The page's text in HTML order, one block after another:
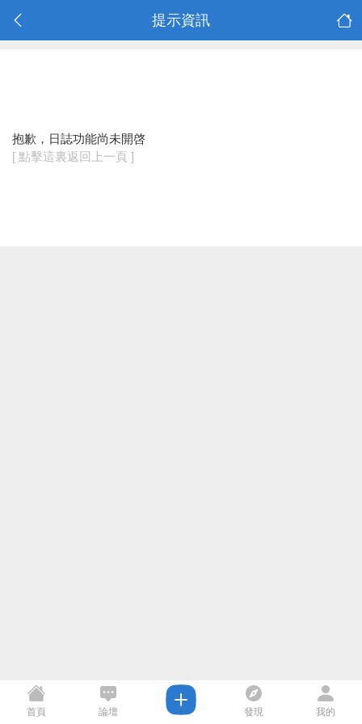
提示資訊
抱歉，日誌功能尚未開啓
[ 點擊這裏返回上一頁 ]
首頁 論壇 發現 我的